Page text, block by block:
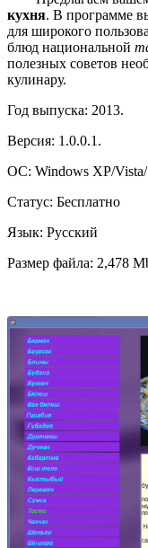
кухня. В программе
для широкого
блюд национальной
полезных советов
кулинару.
Год выпуска: 2013.
Версия: 1.0.0.1.
ОС: Windows XP/
Статус: Бесплатно
Язык: Русский
Размер файла: 2,478